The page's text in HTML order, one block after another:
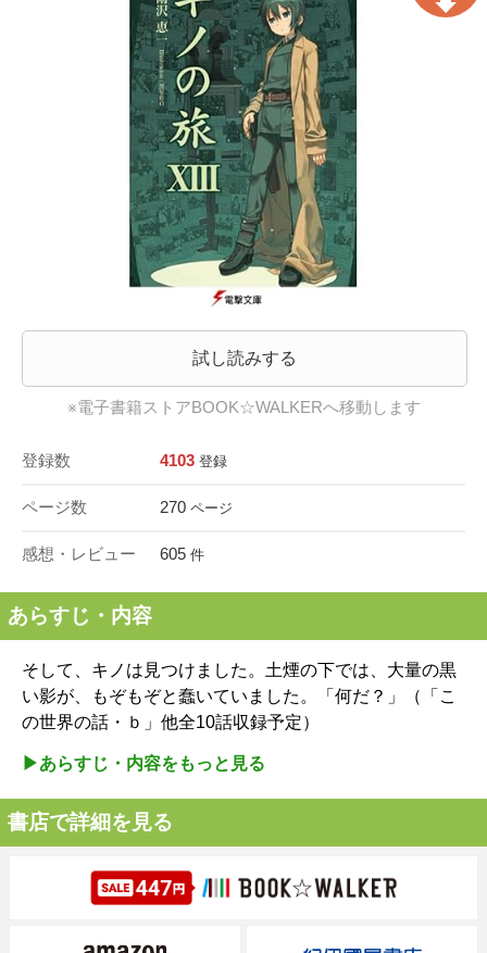
試し読みする
※電子書籍ストアBOOK☆WALKERへ移動します
登録数 4103 登録
ページ数 270 ページ
感想・レビュー 605 件
あらすじ・内容
そして、キノは見つけました。土煙の下では、大量の黒
い影が、もぞもぞと蠢いていました。「何だ？」（「こ
の世界の話・ｂ」他全10話収録予定）
▶︎あらすじ・内容をもっと見る
書店で詳細を見る